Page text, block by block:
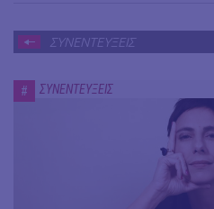
ΣΥΝΕΝΤΕΥΞΕΙΣ
# ΣΥΝΕΝΤΕΥΞΕΙΣ